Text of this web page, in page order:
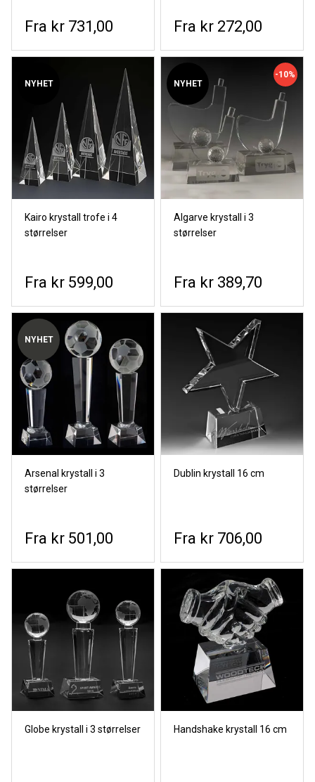
kr 731,00 kr 272,00
NYHET
Kairo krystall trofe i 4
størrelser
kr 599,00
NYHET
Algarve krystall i 3
størrelser
-10%
kr 389,70
NYHET
Arsenal krystall i 3
størrelser
kr 501,00
Dublin krystall 16 cm
kr 706,00
Globe krystall i 3 størrelser Handshake krystall 16 cm